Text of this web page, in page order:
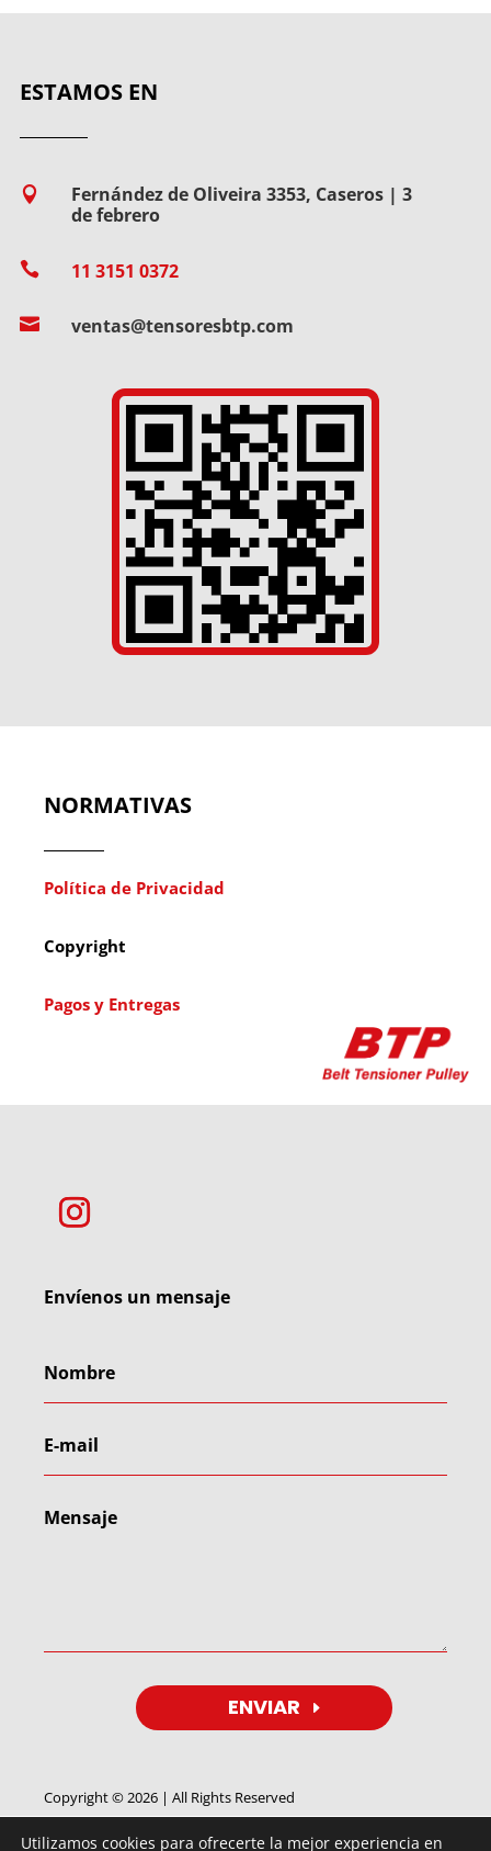
ESTAMOS EN

Fernández de Oliveira 3353, Caseros | 3
de febrero
 11 3151 0372
 ventas@tensoresbtp.com
NORMATIVAS
Política de Privacidad
Copyright
Pagos y Entregas
Envíenos un mensaje
ENVIAR
Copyright © 2026 | All Rights Reserved
Utilizamos cookies para ofrecerte la mejor experiencia en